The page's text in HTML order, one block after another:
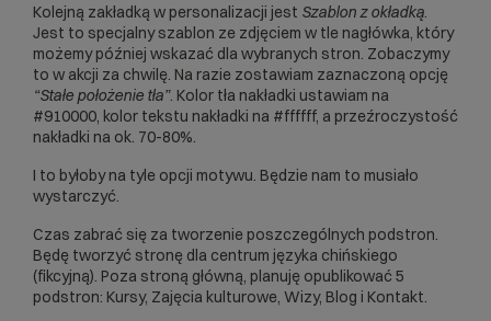
Kolejną zakładką w personalizacji jest Szablon z okładką.
Jest to specjalny szablon ze zdjęciem w tle nagłówka, który
możemy później wskazać dla wybranych stron. Zobaczymy
to w akcji za chwilę. Na razie zostawiam zaznaczoną opcję
“Stałe położenie tła”. Kolor tła nakładki ustawiam na
#910000, kolor tekstu nakładki na #ffffff, a przeźroczystość
nakładki na ok. 70-80%.
I to byłoby na tyle opcji motywu. Będzie nam to musiało
wystarczyć.
Czas zabrać się za tworzenie poszczególnych podstron.
Będę tworzyć stronę dla centrum języka chińskiego
(fikcyjną). Poza stroną główną, planuję opublikować 5
podstron: Kursy, Zajęcia kulturowe, Wizy, Blog i Kontakt.